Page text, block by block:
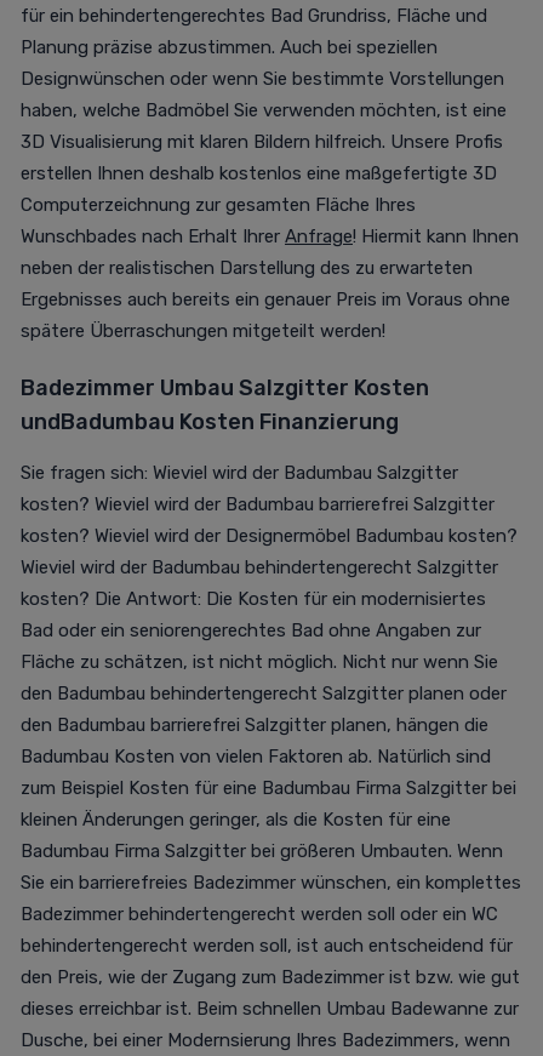
für ein behindertengerechtes Bad Grundriss, Fläche und
Planung präzise abzustimmen. Auch bei speziellen
Designwünschen oder wenn Sie bestimmte Vorstellungen
haben, welche Badmöbel Sie verwenden möchten, ist eine
3D Visualisierung mit klaren Bildern hilfreich. Unsere Profis
erstellen Ihnen deshalb kostenlos eine maßgefertigte 3D
Computerzeichnung zur gesamten Fläche Ihres
Wunschbades nach Erhalt Ihrer Anfrage! Hiermit kann Ihnen
neben der realistischen Darstellung des zu erwarteten
Ergebnisses auch bereits ein genauer Preis im Voraus ohne
spätere Überraschungen mitgeteilt werden!
Badezimmer Umbau Salzgitter Kosten
undBadumbau Kosten Finanzierung
Sie fragen sich: Wieviel wird der Badumbau Salzgitter
kosten? Wieviel wird der Badumbau barrierefrei Salzgitter
kosten? Wieviel wird der Designermöbel Badumbau kosten?
Wieviel wird der Badumbau behindertengerecht Salzgitter
kosten? Die Antwort: Die Kosten für ein modernisiertes
Bad oder ein seniorengerechtes Bad ohne Angaben zur
Fläche zu schätzen, ist nicht möglich. Nicht nur wenn Sie
den Badumbau behindertengerecht Salzgitter planen oder
den Badumbau barrierefrei Salzgitter planen, hängen die
Badumbau Kosten von vielen Faktoren ab. Natürlich sind
zum Beispiel Kosten für eine Badumbau Firma Salzgitter bei
kleinen Änderungen geringer, als die Kosten für eine
Badumbau Firma Salzgitter bei größeren Umbauten. Wenn
Sie ein barrierefreies Badezimmer wünschen, ein komplettes
Badezimmer behindertengerecht werden soll oder ein WC
behindertengerecht werden soll, ist auch entscheidend für
den Preis, wie der Zugang zum Badezimmer ist bzw. wie gut
dieses erreichbar ist. Beim schnellen Umbau Badewanne zur
Dusche, bei einer Modernsierung Ihres Badezimmers, wenn